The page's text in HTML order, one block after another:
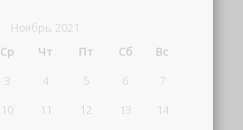
Ноябрь 2021
Ср Чт Пт Сб
Вс
3 4 5 6
7
10 11 12 13
14